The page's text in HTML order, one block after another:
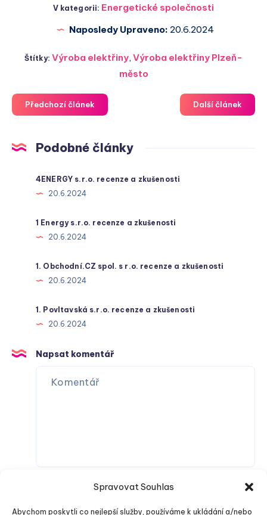
Spravovat Souhlas
Abychom poskytli co nejlepší služby, používáme k ukládání a/nebo
V kategorii: Energetické společnosti
Naposledy Upraveno: 20.6.2024
Štítky:Výroba elektřiny,Výroba elektřiny Plzeň-
město
Předchozí článek Další článek
Podobné články
4ENERGY s.r.o. recenze a zkušenosti
20.6.2024
1 Energy s.r.o. recenze a zkušenosti
20.6.2024
1. Obchodní.CZ spol. s r.o. recenze a zkušenosti
20.6.2024
1. Povltavská s.r.o. recenze a zkušenosti
20.6.2024
Napsat komentář